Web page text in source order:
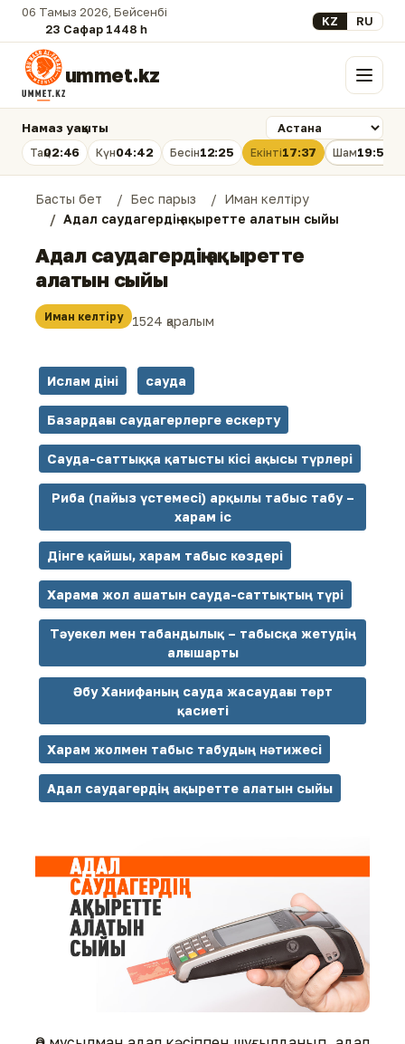
06 Тамыз 2026, Бейсенбі
23 Сафар 1448 һ.
Select your
KZ RU
ummet.kz Мәзір
Намаз уақыты
Таң02:46 Күн04:42 Бесін12:25 Екінті17:37 Шам19:58
Басты бет Бес парыз
Иман келтіру
Адал саудагердің ақыретте алатын сыйы
Адал саудагердің ақыретте
алатын сыйы
Иман келтіру 1524 қаралым
Ислам діні сауда
Базардағы саудагерлерге ескерту
Сауда-саттыққа қатысты кісі ақысы түрлері
Риба (пайыз үстемесі) арқылы табыс табу –
харам іс
Дінге қайшы, харам табыс көздері
Харамға жол ашатын сауда-саттықтың түрі
Тәуекел мен табандылық – табысқа жетудің
алғышарты
Әбу Ханифаның сауда жасаудағы төрт
қасиеті
Харам жолмен табыс табудың нәтижесі
Адал саудагердің ақыретте алатын сыйы